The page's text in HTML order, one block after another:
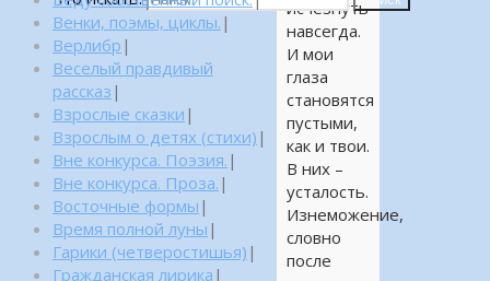
исчезнуть
навсегда.
И мои
глаза
становятся
пустыми,
как и твои.
В них –
усталость.
Изнеможение,
словно
после
Венки, поэмы, циклы. |
Верлибр |
Веселый правдивый
рассказ |
Взрослые сказки |
Взрослым о детях (стихи) |
Вне конкурса. Поэзия. |
Вне конкурса. Проза. |
Восточные формы |
Время полной луны |
Гарики (четверостишья) |
Гражданская лирика |